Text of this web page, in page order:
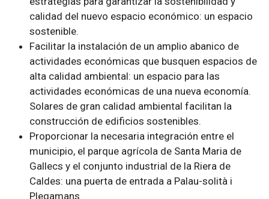
calidad del nuevo espacio económico: un espacio
sostenible.
Facilitar la instalación de un amplio abanico de
actividades económicas que busquen espacios de
alta calidad ambiental: un espacio para las
actividades económicas de una nueva economía.
Solares de gran calidad ambiental facilitan la
construcción de edificios sostenibles.
Proporcionar la necesaria integración entre el
municipio, el parque agrícola de Santa Maria de
Gallecs y el conjunto industrial de la Riera de
Caldes: una puerta de entrada a Palau-solità i
Plegamans